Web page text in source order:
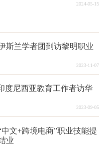
2024-05-15
斯兰学者团到访黎明职业
2023-11-07
度尼西亚教育工作者访华
2023-09-05
文+跨境电商”职业技能提
业